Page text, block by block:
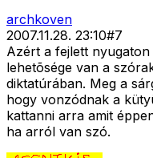
archkoven
2007.11.28. 23:10#7
Azért a fejlett
lehetõsége van a
diktatúrában. Meg a
hogy vonzódnak a
kattanni arra amit
ha arról van szó.